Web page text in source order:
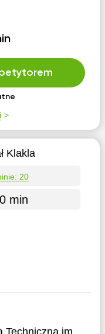
Klakla
20
min
Techniczna im.